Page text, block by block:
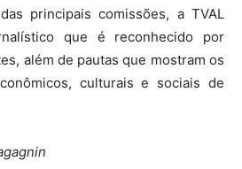
principais comissões, a TVAL
que é reconhecido por
além de pautas que mostram os
culturais e sociais de